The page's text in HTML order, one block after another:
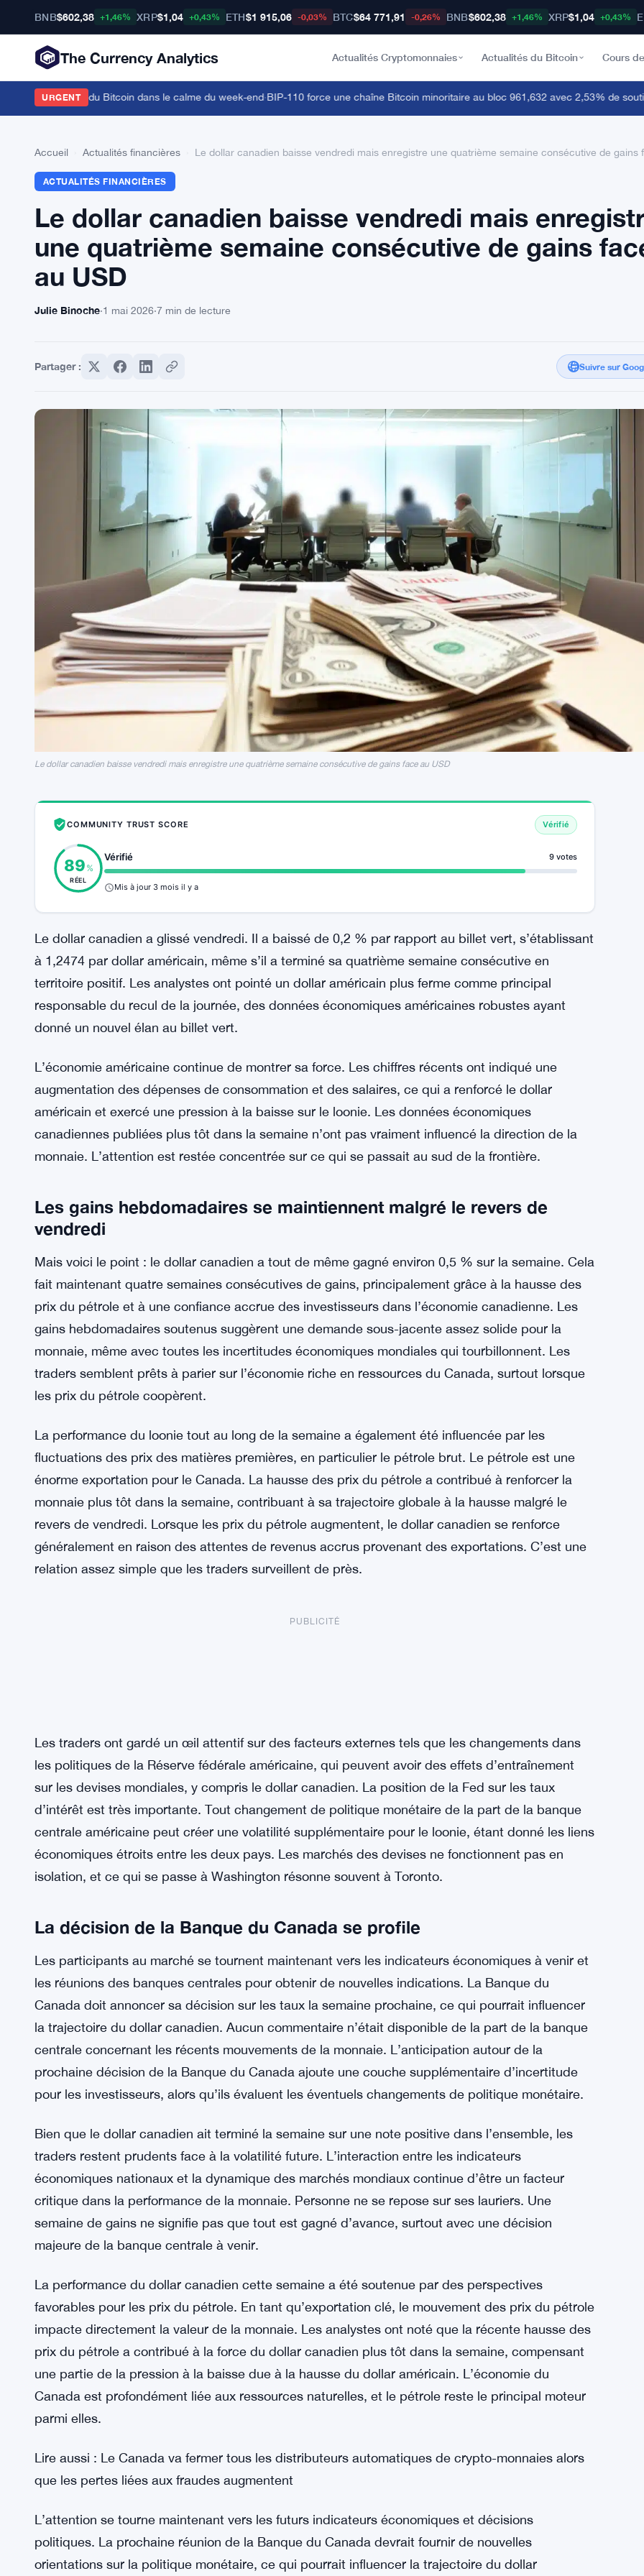
BNB$602,38 +1,46% XRP$1,04 +0,43% ETH$1 915,06 -0,03% BTC$64 771,91 -0,26% BNB$602,38 +1,46% XRP$1,04 +0,43%
The Currency Analytics Actualités Cryptomonnaies Actualités du Bitcoin Cours
URGENT
la dominance du Bitcoin dans le calme du week-end·BIP-110 force une chaîne Bitcoin minoritaire au bloc 961,632 avec 2,53% de soutien
Accueil Actualités financières Le dollar canadien baisse vendredi mais enregistre une quatrième semaine consécutive de gains
ACTUALITÉS FINANCIÈRES
Le dollar canadien baisse vendredi mais
une quatrième semaine consécutive de gains
au USD
Julie Binoche·1 mai 2026·7 min de lecture
Partager : Suivre sur
Le dollar canadien baisse vendredi mais enregistre une quatrième semaine consécutive de gains face au USD
COMMUNITY TRUST SCORE Vérifié
89 %
RÉEL
Vérifié 9 votes
Mis à jour 3 mois il y a
Le dollar canadien a glissé vendredi. Il a baissé de 0,2 % par rapport au billet vert, s’établissant
à 1,2474 par dollar américain, même s’il a terminé sa quatrième semaine consécutive en
territoire positif. Les analystes ont pointé un dollar américain plus ferme comme principal
responsable du recul de la journée, des données économiques américaines robustes ayant
donné un nouvel élan au billet vert.
L’économie américaine continue de montrer sa force. Les chiffres récents ont indiqué une
augmentation des dépenses de consommation et des salaires, ce qui a renforcé le dollar
américain et exercé une pression à la baisse sur le loonie. Les données économiques
canadiennes publiées plus tôt dans la semaine n’ont pas vraiment influencé la direction de la
monnaie. L’attention est restée concentrée sur ce qui se passait au sud de la frontière.
Les gains hebdomadaires se maintiennent malgré le revers de
vendredi
Mais voici le point : le dollar canadien a tout de même gagné environ 0,5 % sur la semaine. Cela
fait maintenant quatre semaines consécutives de gains, principalement grâce à la hausse des
prix du pétrole et à une confiance accrue des investisseurs dans l’économie canadienne. Les
gains hebdomadaires soutenus suggèrent une demande sous-jacente assez solide pour la
monnaie, même avec toutes les incertitudes économiques mondiales qui tourbillonnent. Les
traders semblent prêts à parier sur l’économie riche en ressources du Canada, surtout lorsque
les prix du pétrole coopèrent.
La performance du loonie tout au long de la semaine a également été influencée par les
fluctuations des prix des matières premières, en particulier le pétrole brut. Le pétrole est une
énorme exportation pour le Canada. La hausse des prix du pétrole a contribué à renforcer la
monnaie plus tôt dans la semaine, contribuant à sa trajectoire globale à la hausse malgré le
revers de vendredi. Lorsque les prix du pétrole augmentent, le dollar canadien se renforce
généralement en raison des attentes de revenus accrus provenant des exportations. C’est une
relation assez simple que les traders surveillent de près.
PUBLICITÉ
sur les devises mondiales, y compris le dollar canadien. La position de la Fed sur les taux
d’intérêt est très importante. Tout changement de politique monétaire de la part de la banque
centrale américaine peut créer une volatilité supplémentaire pour le loonie, étant donné les liens
économiques étroits entre les deux pays. Les marchés des devises ne fonctionnent pas en
isolation, et ce qui se passe à Washington résonne souvent à Toronto.
La décision de la Banque du Canada se profile
les réunions des banques centrales pour obtenir de nouvelles indications. La Banque du
Canada doit annoncer sa décision sur les taux la semaine prochaine, ce qui pourrait influencer
la trajectoire du dollar canadien. Aucun commentaire n’était disponible de la part de la banque
centrale concernant les récents mouvements de la monnaie. L’anticipation autour de la
prochaine décision de la Banque du Canada ajoute une couche supplémentaire d’incertitude
pour les investisseurs, alors qu’ils évaluent les éventuels changements de politique monétaire.
Bien que le dollar canadien ait terminé la semaine sur une note positive dans l’ensemble, les
traders restent prudents face à la volatilité future. L’interaction entre les indicateurs
économiques nationaux et la dynamique des marchés mondiaux continue d’être un facteur
critique dans la performance de la monnaie. Personne ne se repose sur ses lauriers. Une
semaine de gains ne signifie pas que tout est gagné d’avance, surtout avec une décision
majeure de la banque centrale à venir.
favorables pour les prix du pétrole. En tant qu’exportation clé, le mouvement des prix du pétrole
impacte directement la valeur de la monnaie. Les analystes ont noté que la récente hausse des
une partie de la pression à la baisse due à la hausse du dollar américain. L’économie du
Canada est profondément liée aux ressources naturelles, et le pétrole reste le principal moteur
parmi elles.